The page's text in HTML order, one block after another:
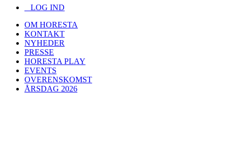
LOG IND
OM HORESTA
KONTAKT
NYHEDER
PRESSE
HORESTA PLAY
EVENTS
OVERENSKOMST
ÅRSDAG 2026